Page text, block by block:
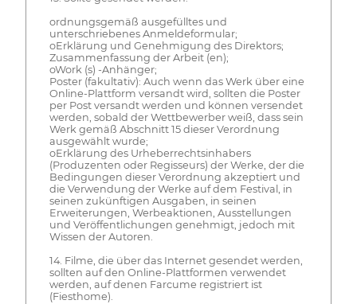
ordnungsgemäß ausgefülltes und
unterschriebenes Anmeldeformular;
oErklärung und Genehmigung des Direktors;
Zusammenfassung der Arbeit (en);
oWork (s) -Anhänger;
Poster (fakultativ): Auch wenn das Werk über eine
Online-Plattform versandt wird, sollten die Poster
per Post versandt werden und können versendet
werden, sobald der Wettbewerber weiß, dass sein
Werk gemäß Abschnitt 15 dieser Verordnung
ausgewählt wurde;
oErklärung des Urheberrechtsinhabers
(Produzenten oder Regisseurs) der Werke, der die
Bedingungen dieser Verordnung akzeptiert und
die Verwendung der Werke auf dem Festival, in
seinen zukünftigen Ausgaben, in seinen
Erweiterungen, Werbeaktionen, Ausstellungen
und Veröffentlichungen genehmigt, jedoch mit
Wissen der Autoren.
14. Filme, die über das Internet gesendet werden,
sollten auf den Online-Plattformen verwendet
werden, auf denen Farcume registriert ist
(Fiesthome).